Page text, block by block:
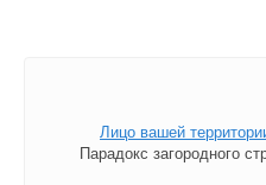
Лицо вашей
Парадокс загородного